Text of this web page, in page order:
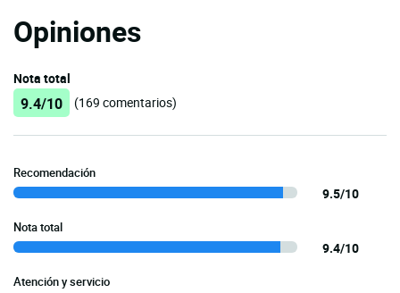
Opiniones
Nota total
9.4/10 (169 comentarios)
Recomendación
9.5/10
Nota total
9.4/10
Atención y servicio